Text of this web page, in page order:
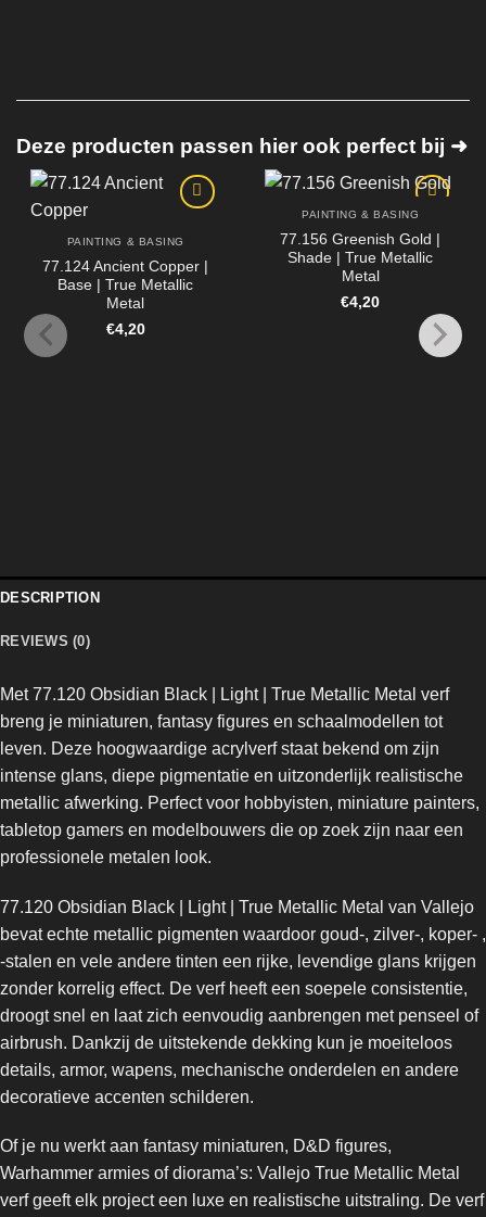
Deze producten passen hier ook perfect bij ➜
PAINTING & BASING
77.124 Ancient Copper |
Base | True Metallic
Metal
€4,20
PAINTING & BASING
77.156 Greenish Gold |
Shade | True Metallic
Metal
€4,20
DESCRIPTION
REVIEWS (0)
Met 77.120 Obsidian Black | Light | True Metallic Metal verf
breng je miniaturen, fantasy figures en schaalmodellen tot
leven. Deze hoogwaardige acrylverf staat bekend om zijn
intense glans, diepe pigmentatie en uitzonderlijk realistische
metallic afwerking. Perfect voor hobbyisten, miniature painters,
tabletop gamers en modelbouwers die op zoek zijn naar een
professionele metalen look.
77.120 Obsidian Black | Light | True Metallic Metal van Vallejo
bevat echte metallic pigmenten waardoor goud-, zilver-, koper- ,
-stalen en vele andere tinten een rijke, levendige glans krijgen
zonder korrelig effect. De verf heeft een soepele consistentie,
droogt snel en laat zich eenvoudig aanbrengen met penseel of
airbrush. Dankzij de uitstekende dekking kun je moeiteloos
details, armor, wapens, mechanische onderdelen en andere
decoratieve accenten schilderen.
Of je nu werkt aan fantasy miniaturen, D&D figures,
Warhammer armies of diorama’s: Vallejo True Metallic Metal
verf geeft elk project een luxe en realistische uitstraling. De verf